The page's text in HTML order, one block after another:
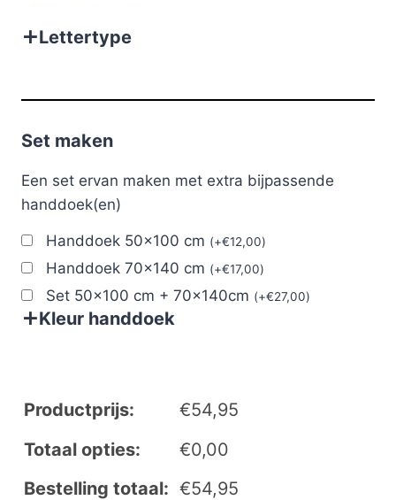
Lettertype
Set maken
Een set ervan maken met extra bijpassende
handdoek(en)
Handdoek 50x100 cm (+€12,00)
Handdoek 70x140 cm (+€17,00)
Set 50x100 cm + 70x140cm (+€27,00)
Kleur handdoek
Productprijs: €54,95
Totaal opties:
€0,00
Bestelling totaal: €54,95